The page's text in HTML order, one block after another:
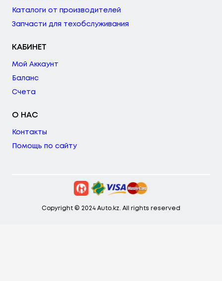
Каталоги от производителей
Запчасти для техобслуживания
КАБИНЕТ
Мой Аккаунт
Баланс
Счета
О НАС
Контакты
Помощь по сайту
Copyright © 2024 Auto.kz. All rights reserved